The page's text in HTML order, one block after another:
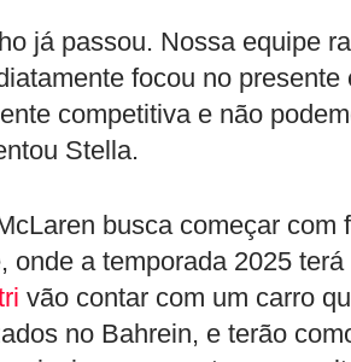
já passou. Nossa equipe
focou no
competitiva e não
Stella.
busca começar com
onde a temporada 2025
vão contar com um carro
no Bahrein, e terão